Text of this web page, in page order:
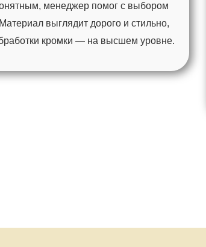
менеджер помог с выбором
выглядит дорого и стильно,
кромки — на высшем уровне.